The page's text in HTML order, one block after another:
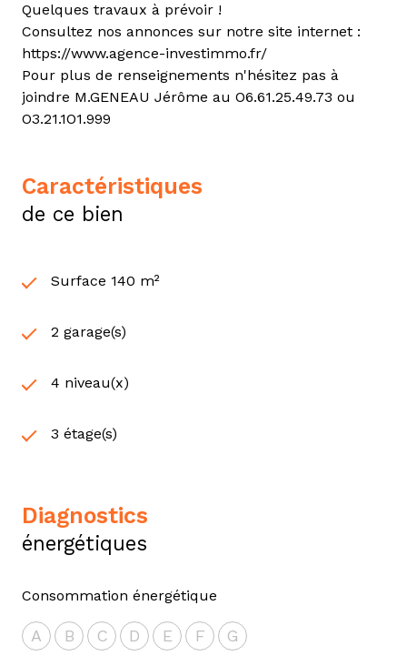
Quelques travaux à prévoir !
Consultez nos annonces sur notre site internet :
https://www.agence-investimmo.fr/
Pour plus de renseignements n'hésitez pas à
joindre M.GENEAU Jérôme au O6.61.25.49.73 ou
O3.21.1O1.999
caractéristiques
de ce bien
Surface 140 m²
2 garage(s)
4 niveau(x)
3 étage(s)
diagnostics
énergétiques
Consommation énergétique
A B C D E F G